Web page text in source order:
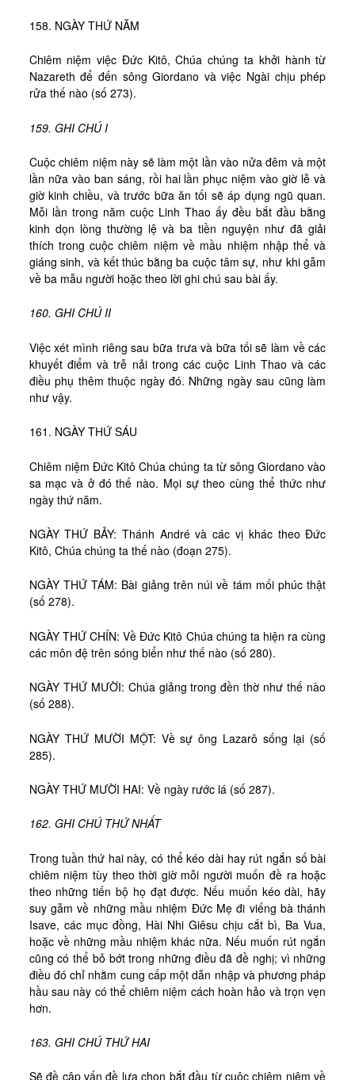
158. NGÀY THỨ NĂM
Chiêm niệm việc Đức Kitô, Chúa chúng ta khởi hành từ
Nazareth để đến sông Giordano và việc Ngài chịu phép
rửa thế nào (số 273).
159. GHI CHÚ I
Cuộc chiêm niệm này sẽ làm một lần vào nửa đêm và một
lần nữa vào ban sáng, rồi hai lần phục niệm vào giờ lễ và
giờ kinh chiều, và trước bữa ăn tối sẽ áp dụng ngũ quan.
Mỗi lần trong năm cuộc Linh Thao ấy đều bắt đầu bằng
kinh dọn lòng thường lệ và ba tiền nguyện như đã giải
thích trong cuộc chiêm niệm về mầu nhiệm nhập thể và
giáng sinh, và kết thúc bằng ba cuộc tâm sự, như khi gẫm
về ba mẫu người hoặc theo lời ghi chú sau bài ấy.
160. GHI CHÚ II
Việc xét mình riêng sau bữa trưa và bữa tối sẽ làm về các
khuyết điểm và trễ nải trong các cuộc Linh Thao và các
điều phụ thêm thuộc ngày đó. Những ngày sau cũng làm
như vậy.
161. NGÀY THỨ SÁU
Chiêm niệm Đức Kitô Chúa chúng ta từ sông Giordano vào
sa mạc và ở đó thế nào. Mọi sự theo cùng thể thức như
ngày thứ năm.
NGÀY THỨ BẢY: Thánh André và các vị khác theo Đức
Kitô, Chúa chúng ta thế nào (đoạn 275).
NGÀY THỨ TÁM: Bài giảng trên núi về tám mối phúc thật
(số 278).
NGÀY THỨ CHÍN: Về Đức Kitô Chúa chúng ta hiện ra cùng
các môn đệ trên sóng biển như thế nào (số 280).
NGÀY THỨ MƯỜI: Chúa giảng trong đền thờ như thế nào
(số 288).
NGÀY THỨ MƯỜI MỘT: Về sự ông Lazarô sống lại (số
285).
NGÀY THỨ MƯỜI HAI: Về ngày rước lá (số 287).
162. GHI CHÚ THỨ NHẤT
Trong tuần thứ hai này, có thể kéo dài hay rút ngắn số bài
chiêm niệm tùy theo thời giờ mỗi người muốn đề ra hoặc
theo những tiến bộ họ đạt được. Nếu muốn kéo dài, hãy
suy gẫm về những mầu nhiệm Đức Mẹ đi viếng bà thánh
Isave, các mục đồng, Hài Nhi Giêsu chịu cắt bì, Ba Vua,
hoặc về những mầu nhiệm khác nữa. Nếu muốn rút ngắn
cũng có thể bỏ bớt trong những điều đã đề nghị; vì những
điều đó chỉ nhằm cung cấp một dẫn nhập và phương pháp
hầu sau này có thể chiêm niệm cách hoàn hảo và trọn vẹn
hơn.
163. GHI CHÚ THỨ HAI
Sẽ đề cập vấn đề lựa chọn bắt đầu từ cuộc chiêm niệm về